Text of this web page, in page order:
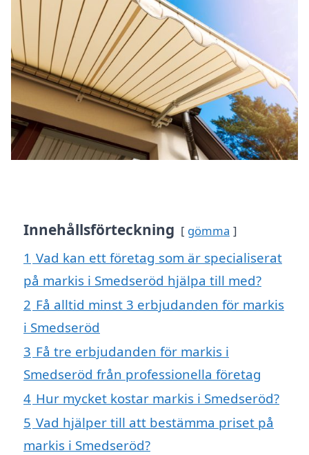
Innehållsförteckning gömma
1 Vad kan ett företag som är specialiserat
på markis i Smedseröd hjälpa till med?
2 Få alltid minst 3 erbjudanden för markis
i Smedseröd
3 Få tre erbjudanden för markis i
Smedseröd från professionella företag
4 Hur mycket kostar markis i Smedseröd?
5 Vad hjälper till att bestämma priset på
markis i Smedseröd?